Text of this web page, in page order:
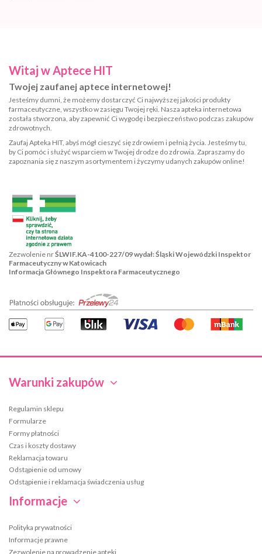
Warunki zakupów
Regulamin sklepu
Formularze
Formy płatności
Czas i koszty dostawy
Reklamacja towaru
Odstąpienie od umowy
Odstąpienie i reklamacja świadczenia usług
Informacje
Polityka prywatności
Informacje prawne
Zezwolenie na prowadzenie apteki
Witaj w Aptece HIT
Twojej zaufanej aptece internetowej!
Jesteśmy dumni, że możemy dostarczyć Ci najwyższej jakości produkty
farmaceutyczne, wszystko w zasięgu Twojej ręki. Nasza apteka internetowa
została stworzona, aby zapewnić Ci wygodę i bezpieczeństwo podczas zakupów
zdrowotnych.
Zaufaj Apteka HIT, abyś mógł cieszyć się zdrowiem i pełnią życia. Jesteśmy tu,
by Ci pomóc i służyć wsparciem w Twojej drodze do zdrowia. Zapraszamy do
zapoznania się z naszym asortymentem i życzymy udanych zakupów online!
Zezwolenie nrŚLWIF.KA-4100-227/09 wydał: Śląski Wojewódzki Inspektor
Farmaceutyczny w Katowicach
Informacja Głównego Inspektora Farmaceutycznego